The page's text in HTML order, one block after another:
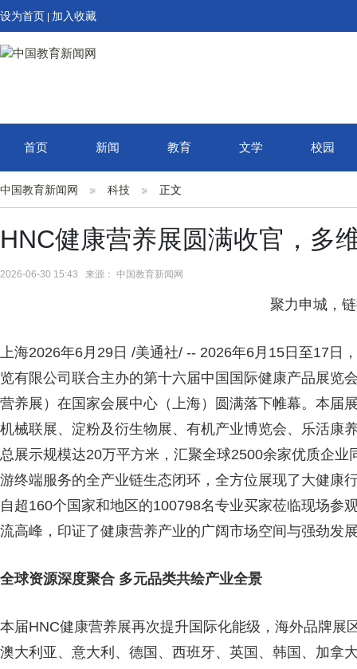
设为首页 加入收藏
首页 新闻 教育 文学 校园
中国教育新闻网 科技 正文
HNC健康营养展圆满收官，多
2026-06-30 15:43 来源： 中国教育新闻网
聚力申城，
上海2026年6月29日 /美通社/ -- 2026年6月15日至17日，
览有限公司联合主办的第十六届中国国际健康产品展览
营养展）在国家会展中心（上海）圆满落下帷幕。本届
机械联展、淀粉及衍生物展、有机产业博览会、乐活康
总展示规模达20万平方米，汇聚全球2500余家优质企
游终端服务的全产业链生态闭环，全方位展现了大健康
自超160个国家和地区的100798名专业买家莅临现场参
流高峰，印证了健康营养产业的广阔市场空间与强劲发
全球资源深度聚合 多元品类共绘产业全景
本届HNC健康营养展再次提升国际化能级，海外品牌展
澳大利亚、意大利、德国、西班牙、英国、韩国、加拿